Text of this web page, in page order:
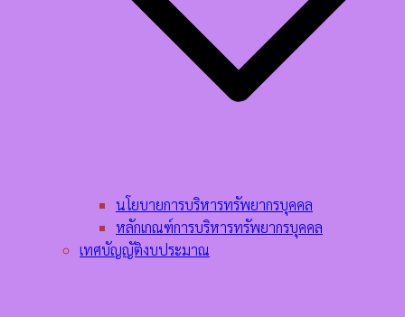
นโยบายการบริหารทรัพยากรบุคคล​
หลักเกณฑ์การบริหารทรัพยากรบุคคล​
เทศบัญญัติงบประมาณ